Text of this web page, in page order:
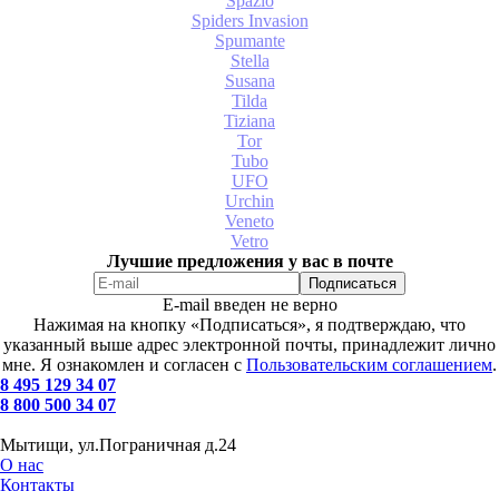
Spiders Invasion
Spumante
Stella
Susana
Tilda
Tiziana
Tor
Tubo
UFO
Urchin
Veneto
Vetro
Лучшие предложения у вас в почте
E-mail введен не верно
Нажимая на кнопку «Подписаться», я подтверждаю, что
указанный выше адрес электронной почты, принадлежит лично
мне. Я ознакомлен и согласен с Пользовательским соглашением.
8 495 129 34 07
8 800 500 34 07
Мытищи, ул.Пограничная д.24
О нас
Контакты